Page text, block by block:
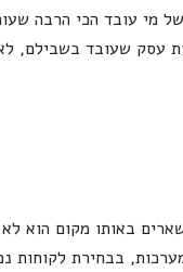
מי עובד הכי הרבה
באותו מקום הוא
בבחירת לקוחות